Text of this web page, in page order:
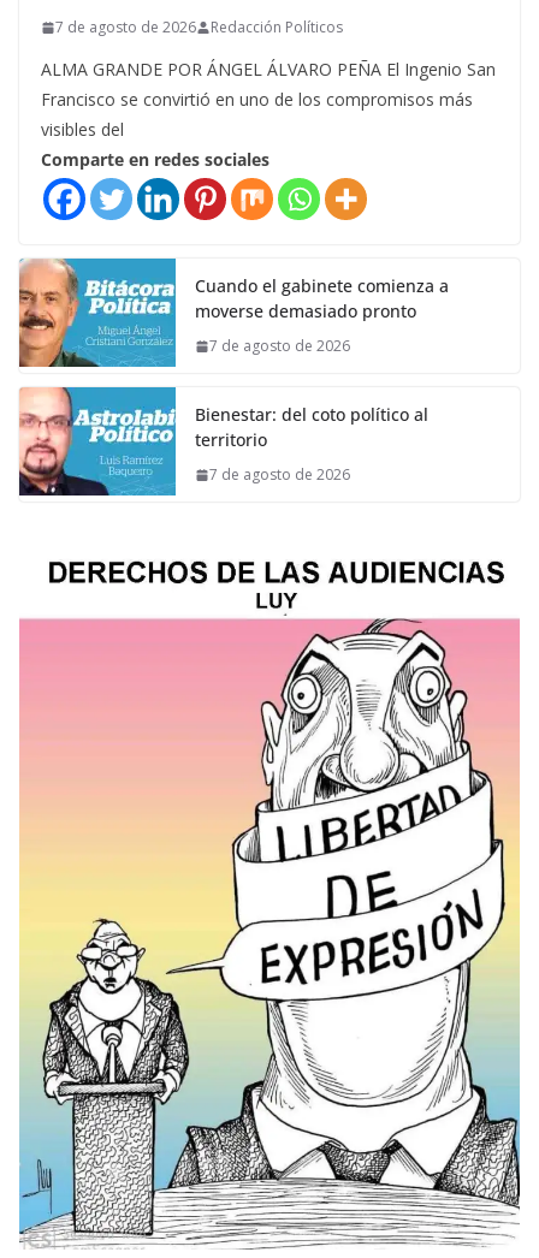
7 de agosto de 2026 Redacción Políticos
ALMA GRANDE POR ÁNGEL ÁLVARO PEÑA El Ingenio San
Francisco se convirtió en uno de los compromisos más
visibles del
Comparte en redes sociales
Cuando el gabinete comienza a
moverse demasiado pronto
7 de agosto de 2026
Bienestar: del coto político al
territorio
7 de agosto de 2026